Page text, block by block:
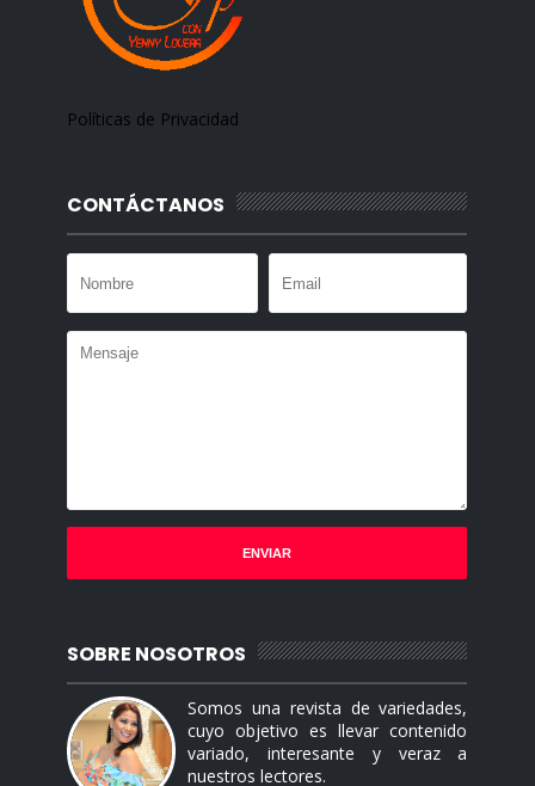
Políticas de Privacidad
CONTÁCTANOS
SOBRE NOSOTROS
Somos una revista de variedades,
cuyo objetivo es llevar contenido
variado, interesante y veraz a
nuestros lectores.